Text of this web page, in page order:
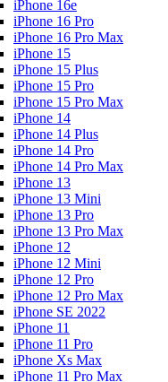
iPhone 16e
iPhone 16 Pro
iPhone 16 Pro Max
iPhone 15
iPhone 15 Plus
iPhone 15 Pro
iPhone 15 Pro Max
iPhone 14
iPhone 14 Plus
iPhone 14 Pro
iPhone 14 Pro Max
iPhone 13
iPhone 13 Mini
iPhone 13 Pro
iPhone 13 Pro Max
iPhone 12
iPhone 12 Mini
iPhone 12 Pro
iPhone 12 Pro Max
iPhone SE 2022
iPhone 11
iPhone 11 Pro
iPhone Xs Max
iPhone 11 Pro Max